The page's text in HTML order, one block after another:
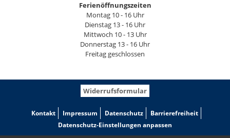
Ferienöffnungszeiten
Montag 10 - 16 Uhr
Dienstag 13 - 16 Uhr
Mittwoch 10 - 13 Uhr
Donnerstag 13 - 16 Uhr
Freitag geschlossen
Widerrufsformular
Kontakt Impressum Datenschutz
Barrierefreiheit
Datenschutz-Einstellungen anpassen